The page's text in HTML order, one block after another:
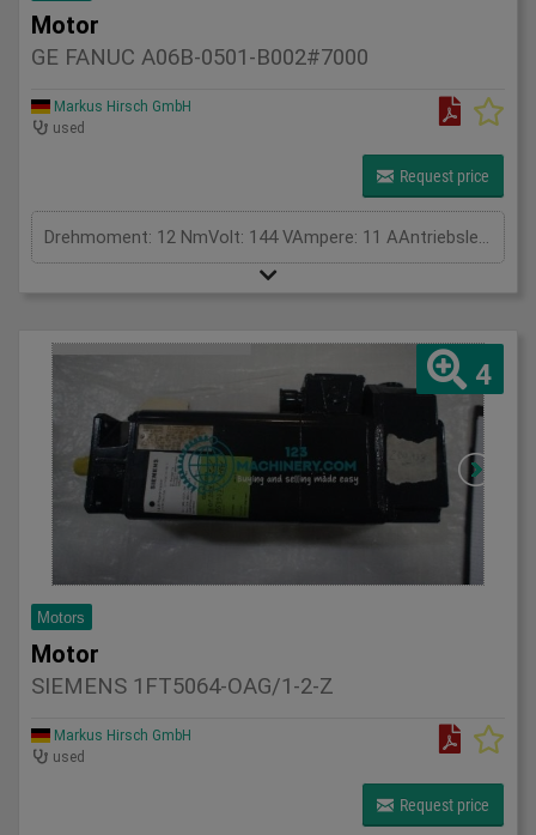
Motor
GE FANUC A06B-0501-B002#7000
Markus Hirsch GmbH
used
Request price
Drehmoment: 12 NmVolt: 144 VAmpere: 11 AAntriebsleistung: kWGesamtleistungsbedarf: kWMaschinengewicht ca.: tRaumbedarf ca.: m
4
Motors
Motor
SIEMENS 1FT5064-OAG/1-2-Z
Markus Hirsch GmbH
used
Request price